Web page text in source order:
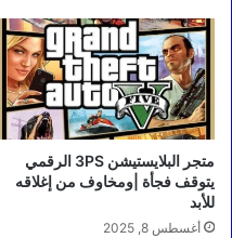
متجر البلايستيشن 3PS الرقمي
يتوقف فجأة |ومخاوف من إغلاقه
للأبد
أغسطس 8, 2025